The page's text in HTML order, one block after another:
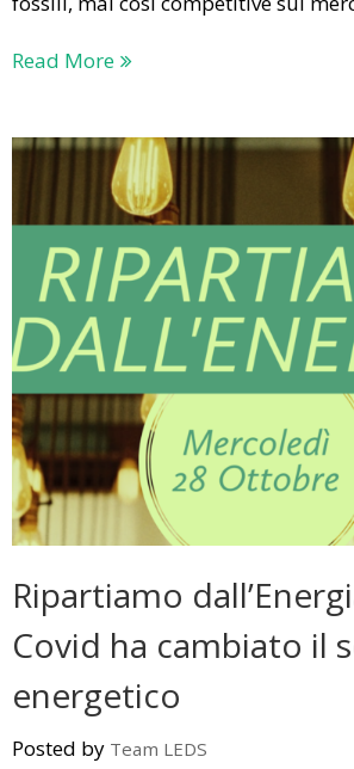
Read More
Ripartiamo
Covid ha cambiato il
energetico
Posted by Team LEDS